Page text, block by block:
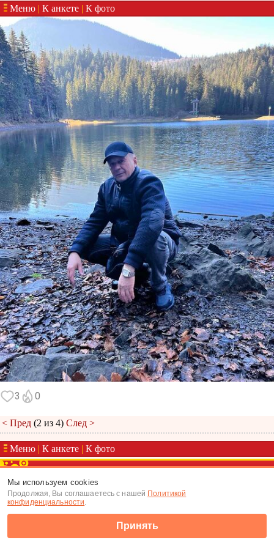
Меню | К анкете | К фото
3 0
< Пред (2 из 4) След >
Меню | К анкете | К фото
(c) Tabor.ru 2026
Мы используем cookies
Продолжая, Вы соглашаетесь с нашей Политикой
конфиденциальности.
Принять